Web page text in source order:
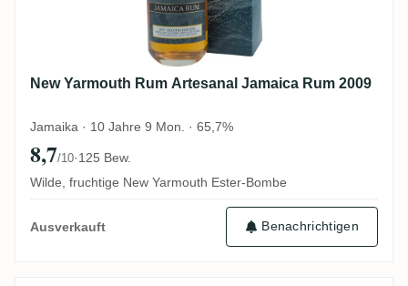
New Yarmouth Rum Artesanal Jamaica Rum 2009
Jamaika · 10 Jahre 9 Mon. · 65,7%
8,7/10·125 Bew.
Wilde, fruchtige New Yarmouth Ester-Bombe
Ausverkauft Benachrichtigen